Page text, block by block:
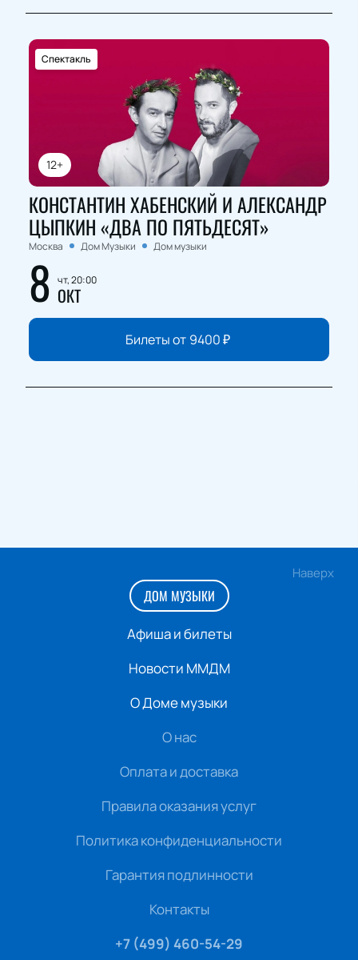
12+
Спектакль
КОНСТАНТИН ХАБЕНСКИЙ И АЛЕКСАНДР
ЦЫПКИН «ДВА ПО ПЯТЬДЕСЯТ»
Москва Дом Музыки Дом музыки
8 чт, 20:00
ОКТ
Билеты от 9400₽
Наверх
ДОМ МУЗЫКИ
Афиша и билеты
Новости ММДМ
О Доме музыки
О нас
Оплата и доставка
Правила оказания услуг
Политика конфиденциальности
Гарантия подлинности
Контакты
+7 (499) 460-54-29